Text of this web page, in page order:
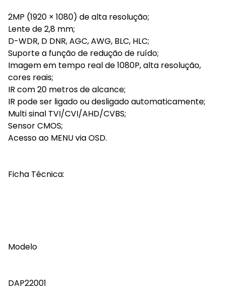
2MP (1920 × 1080) de alta resolução;
Lente de 2,8 mm;
D-WDR, D DNR, AGC, AWG, BLC, HLC;
Suporte a função de redução de ruído;
Imagem em tempo real de 1080P, alta resolução,
cores reais;
IR com 20 metros de alcance;
IR pode ser ligado ou desligado automaticamente;
Multi sinal TVI/CVI/AHD/CVBS;
Sensor CMOS;
Acesso ao MENU via OSD.
Ficha Técnica:
Modelo
DAP22001